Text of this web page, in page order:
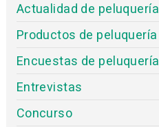
Actualidad de peluquería
Productos de peluquería
Encuestas de peluquería
Entrevistas
Concurso